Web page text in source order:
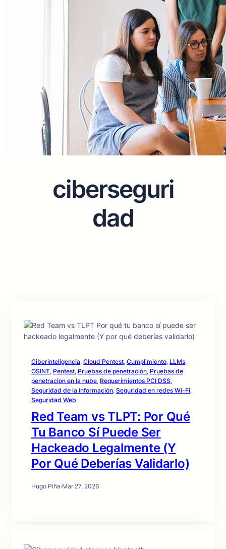
ciberseguri
dad
Ciberinteligencia, Cloud Pentest, Cumplimiento, LLMs
OSINT, Pentest, Pruebas de penetración, Pruebas de
penetracion en la nube, Requerimientos PCI DSS
Seguridad de la información, Seguridad en redes Wi-Fi
Seguridad Web
Red Team vs TLPT: Por Qué
Tu Banco Sí Puede Ser
Hackeado Legalmente (Y
Por Qué Deberías Validarlo)
Hugo Piña·Mar 27, 2026